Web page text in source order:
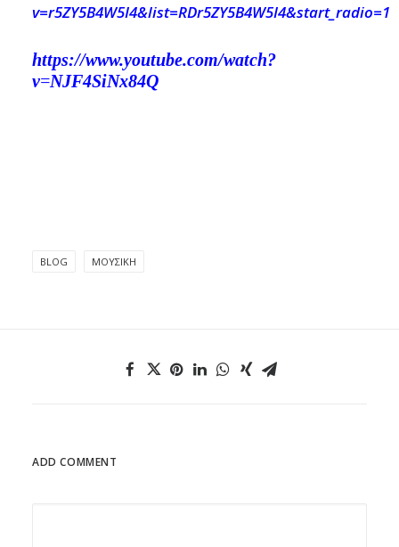
v=r5ZY5B4W5I4&list=RDr5ZY5B4W5I4&start_radio=1
https://www.youtube.com/watch?
v=NJF4SiNx84Q
BLOG ΜΟΥΣΙΚΉ
ADD COMMENT